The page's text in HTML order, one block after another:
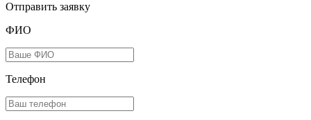
Отправить заявку
ФИО
Телефон